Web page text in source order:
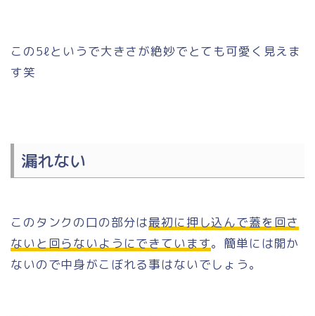
この5ℓというで大きさが絶妙でとても可愛く見えま
す笑
漏れない
このタンクの口の部分は最初に押し込んで蓋を回さ
ないと回らないようにできています。簡単には開か
ないので中身がこぼれる事はないでしょう。